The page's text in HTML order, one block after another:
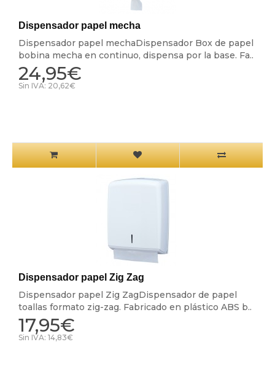
Dispensador papel mecha
Dispensador papel mechaDispensador Box de papel
bobina mecha en continuo, dispensa por la base. Fa..
24,95€
Sin IVA: 20,62€
Dispensador papel Zig Zag
Dispensador papel Zig ZagDispensador de papel
toallas formato zig-zag. Fabricado en plástico ABS b..
17,95€
Sin IVA: 14,83€